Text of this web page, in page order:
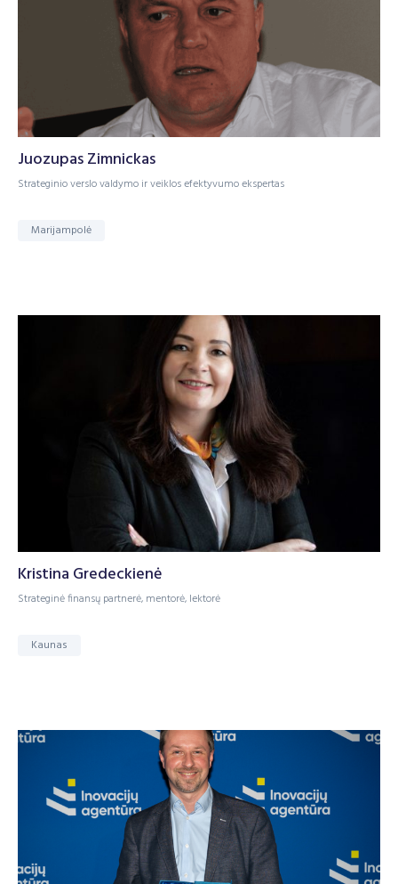
Juozupas Zimnickas
Strateginio verslo valdymo ir veiklos efektyvumo ekspertas
Marijampolė
Kristina Gredeckienė
Strateginė finansų partnerė, mentorė, lektorė
Kaunas